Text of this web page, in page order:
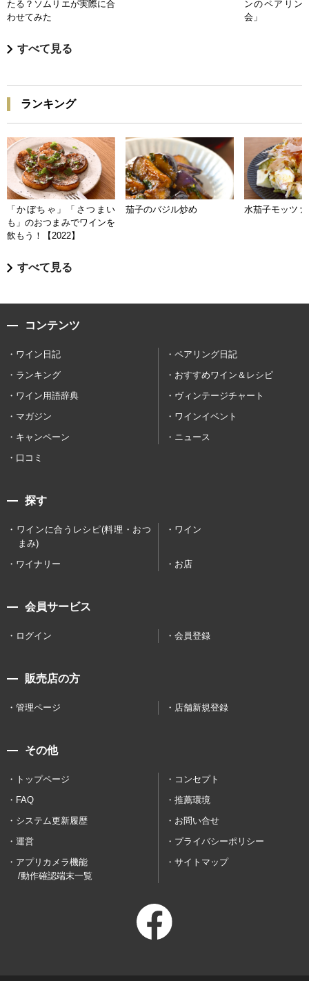
たる？ソムリエが実際に合
わせてみた
ンのペアリン
会」
すべて見る
ランキング
「かぼちゃ」「さつまい
も」のおつまみでワインを
飲もう！【2022】
茄子のバジル炒め 水茄子モッツァ
すべて見る
コンテンツ
ワイン日記
ペアリング日記
ランキング
おすすめワイン＆レシピ
ワイン用語辞典
ヴィンテージチャート
マガジン
ワインイベント
キャンペーン
ニュース
口コミ
探す
ワインに合うレシピ(料理・おつ
まみ)
ワイン
ワイナリー お店
会員サービス
ログイン 会員登録
販売店の方
管理ページ 店舗新規登録
その他
トップページ
コンセプト
FAQ
推薦環境
システム更新履歴
お問い合せ
運営
プライバシーポリシー
アプリカメラ機能
/動作確認端末一覧
サイトマップ